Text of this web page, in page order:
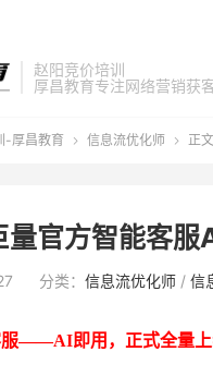
赵阳竞价培训
厚昌教育专注网络营销获
-厚昌教育  信息流优化师  正文
量官方智能客
分类： 信息流优化师 / 信
——AI即用，正式全量上